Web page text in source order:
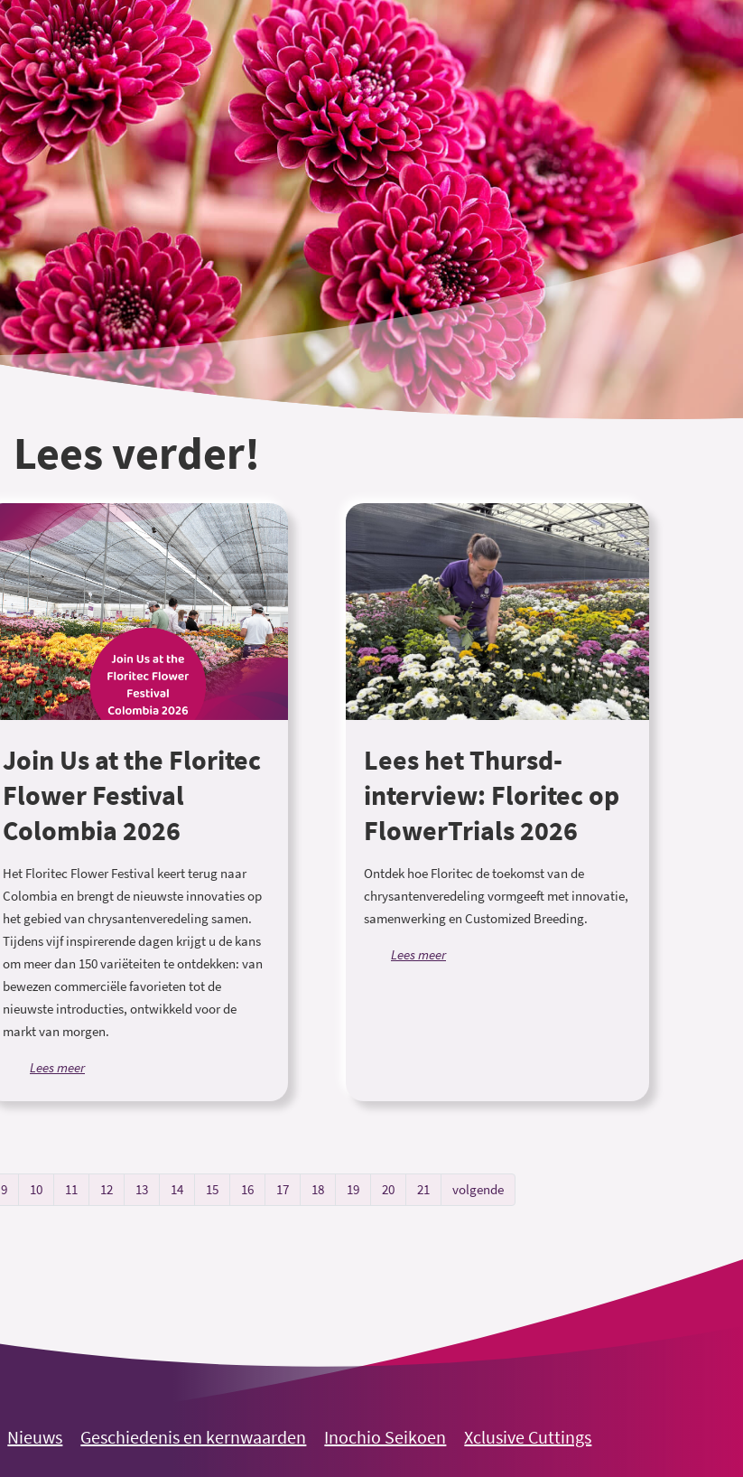
Lees verder!
Join Us at the Floritec
Flower Festival
Colombia 2026
Het Floritec Flower Festival keert terug naar
Colombia en brengt de nieuwste innovaties op
het gebied van chrysantenveredeling samen.
Tijdens vijf inspirerende dagen krijgt u de kans
om meer dan 150 variëteiten te ontdekken: van
bewezen commerciële favorieten tot de
nieuwste introducties, ontwikkeld voor de
markt van morgen.
Lees meer
Lees het Thursd-
interview: Floritec op
FlowerTrials 2026
Ontdek hoe Floritec de toekomst van de
chrysantenveredeling vormgeeft met innovatie,
samenwerking en Customized Breeding.
Lees meer
9 10 11 12 13 14 15 16 17 18 19 20 21 volgende
Nieuws Geschiedenis en kernwaarden Inochio Seikoen
Xclusive Cuttings